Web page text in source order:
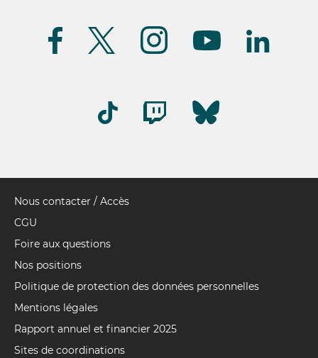
Pied
de
Nous contacter / Accès
CGU
Foire aux questions
Nos positions
Politique de protection des données personnelles
Mentions légales
Rapport annuel et financier 2025
Sites de coordinations